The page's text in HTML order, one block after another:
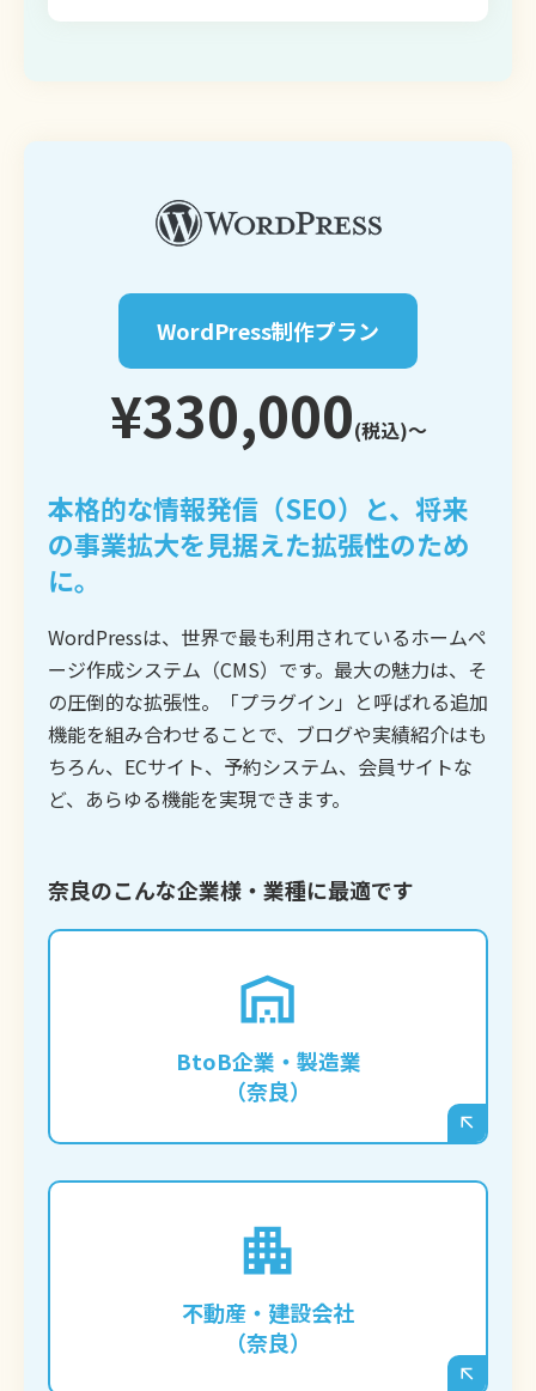
WordPress制作プラン
¥330,000(税込)〜
本格的な情報発信（SEO）と、将来
の事業拡大を見据えた拡張性のため
に。
WordPressは、世界で最も利用されているホームペ
ージ作成システム（CMS）です。最大の魅力は、そ
の圧倒的な拡張性。「プラグイン」と呼ばれる追加
機能を組み合わせることで、ブログや実績紹介はも
ちろん、ECサイト、予約システム、会員サイトな
ど、あらゆる機能を実現できます。
奈良のこんな企業様・業種に最適です
BtoB企業・製造業
（奈良）
専門的な技術や製品情報をブログで発信し、
潜在的な顧客からの問い合わせを獲得したい
することで、強力なSEO効果が期待できま
不動産・建設会社
（奈良）
膨大な数の物件情報や施工事例をデータベー
ス化し、ユーザーが条件で絞り込んで検索で
きるような、複雑な機能を持つサイトを構築
する場合に必須となります。